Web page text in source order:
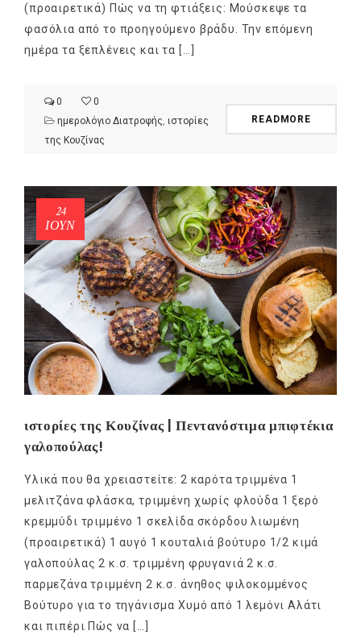
(προαιρετικά) Πώς να τη φτιάξεις: Μούσκεψε τα
φασόλια από το προηγούμενο βράδυ. Την επόμενη
ημέρα τα ξεπλένεις και τα […]
0
0
ημερολόγιο Διατροφής, ιστορίες
της Κουζίνας
READMORE
24
ΙΟΎΝ
ιστορίες της Κουζίνας | Πεντανόστιμα μπιφτέκια
γαλοπούλας!
Υλικά που θα χρειαστείτε: 2 καρότα τριμμένα 1
μελιτζάνα φλάσκα, τριμμένη χωρίς φλούδα 1 ξερό
κρεμμύδι τριμμένο 1 σκελίδα σκόρδου λιωμένη
(προαιρετικά) 1 αυγό 1 κουταλιά βούτυρο 1/2 κιμά
γαλοπούλας 2 κ.σ. τριμμένη φρυγανιά 2 κ.σ.
παρμεζάνα τριμμένη 2 κ.σ. άνηθος ψιλοκομμένος
Βούτυρο για το τηγάνισμα Χυμό από 1 λεμόνι Αλάτι
και πιπέρι Πώς να […]